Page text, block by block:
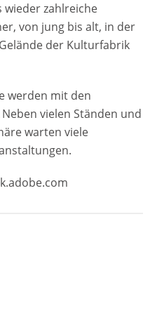
– 21 Uhr Freitag +
22 Uhr Sonntag:
Eintritt ist frei,
Veranstaltungsort
2025 Werk 2
Kochstraße 132
(0)341 3080140
Weihnachten
wieder zahlreiche
von jung bis alt, in der
der Kulturfabrik
werden mit den
vielen Ständen und
warten viele